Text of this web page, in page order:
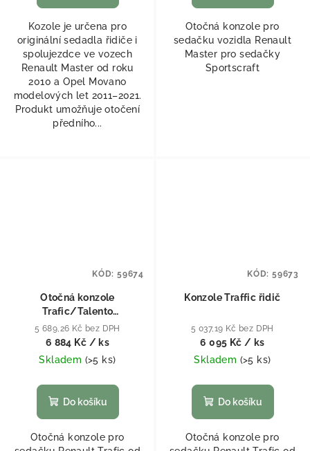
Kozole je určena pro
originální sedadla řidiče i
spolujezdce ve vozech
Renault Master od roku
2010 a Opel Movano
modelových let 2011–2021.
Produkt umožňuje otočení
předního...
Otočná konzole pro
sedačku vozidla Renault
Master pro sedačky
Sportscraft
Otočná konzole
Trafic/Talento
Spolujezdec - originál
sedačky
5 689,26 Kč bez DPH
6 884 Kč / ks
Skladem (>5 ks)
Do košíku
Otočná konzole pro
KÓD: 59674
Konzole Traffic řidič
5 037,19 Kč bez DPH
6 095 Kč / ks
Skladem (>5 ks)
Do košíku
Otočná konzole pro
KÓD: 59673